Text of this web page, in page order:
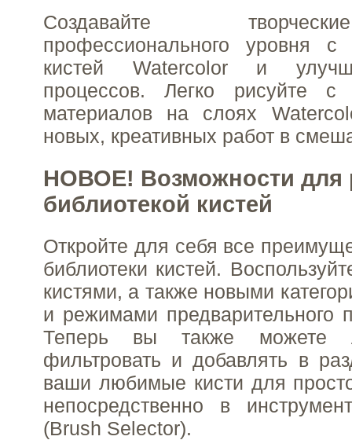
Создавайте
профессионального уровня
кистей Watercolor и
процессов. Легко рисуйте
материалов на слоях
новых, креативных работ в
НОВОЕ! Возможности для
библиотекой кистей
Откройте для себя все
библиотеки кистей.
кистями, а также новыми
и режимами предварительного
Теперь вы также можете
фильтровать и добавлять в
ваши любимые кисти для
непосредственно в
(Brush Selector).